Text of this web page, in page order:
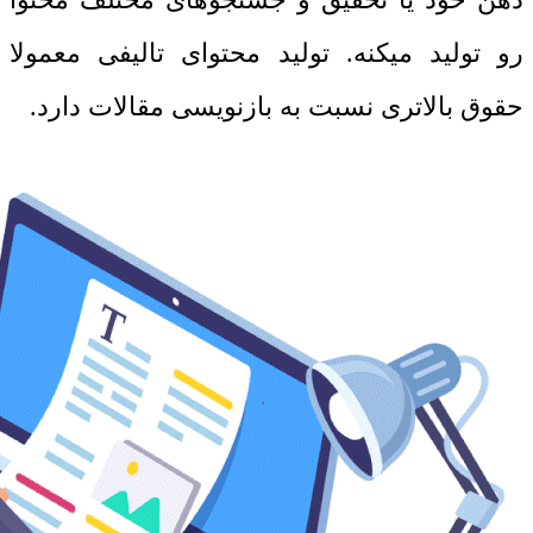
رو تولید میکنه. تولید محتوای تالیفی معمولا
حقوق بالاتری نسبت به بازنویسی مقالات دارد.